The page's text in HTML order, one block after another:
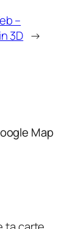
–
3D →
Map